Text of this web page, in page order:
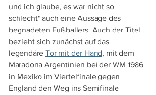
und ich glaube, es war nicht so
schlecht" auch eine Aussage des
begnadeten Fußballers. Auch der Titel
bezieht sich zunächst auf das
legendäre Tor mit der Hand, mit dem
Maradona Argentinien bei der WM 1986
in Mexiko im Viertelfinale gegen
England den Weg ins Semifinale